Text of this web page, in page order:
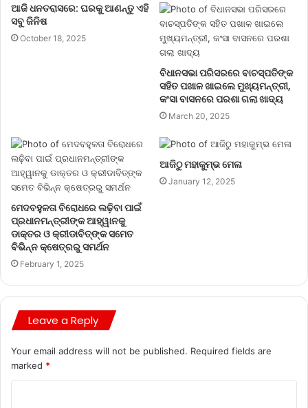
ଆଜି ଧନତରାସରେ: ଘରକୁ ଆଣନ୍ତୁ ଏହି
ସବୁ ଜିନିଷ
October 18, 2025
ବିଧାନସଭା ପରିସରରେ ବାଚସ୍ପତିଙ୍କ
ସହିତ ପଖାଳ ଖାଇଲେ ମୁଖ୍ୟମନ୍ତ୍ରୀ,
କଂସା ବାସନରେ ପରଶା ଗଲା ଖାଦ୍ୟ
March 20, 2025
ମେଦବହୁଳତା ବିରୋଧରେ ଲଢ଼ିବା ପାଇଁ
ପ୍ରଧାନମନ୍ତ୍ରୀଙ୍କ ଆହ୍ୱାନକୁ
ଡାକ୍ତର ଓ କ୍ରୀଡାବିତ୍‌ଙ୍କ ସମେତ
ବିଭିନ୍ନ କ୍ଷେତ୍ରରୁ ସମର୍ଥନ
February 1, 2025
ଆଜିଠୁ ମହାକୁମ୍ଭ ମେଳା
January 12, 2025
Leave a Reply
Your email address will not be published. Required fields are
marked *